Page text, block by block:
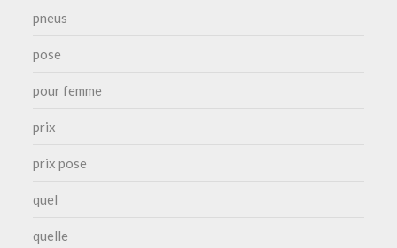
pneus
pose
pour femme
prix
prix pose
quel
quelle